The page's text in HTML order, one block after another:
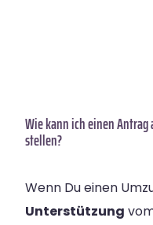
Wie kann ich einen Antrag
stellen?
Wenn Du einen
Unterstützung